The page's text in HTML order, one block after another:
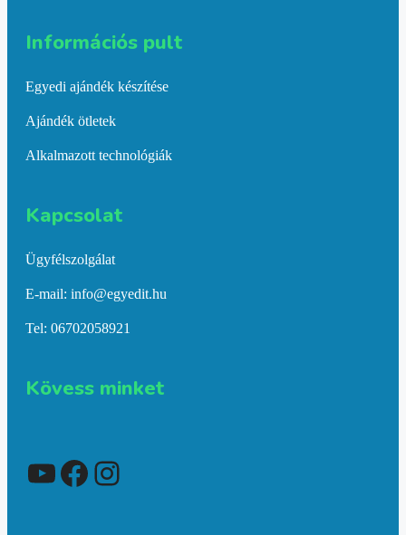
Információs pult​
Egyedi ajándék készítése
Ajándék ötletek
Alkalmazott technológiák
Kapcsolat​
Ügyfélszolgálat
E-mail: info@egyedit.hu
Tel: 06702058921
Kövess minket
YouTube
Facebook
Instagram